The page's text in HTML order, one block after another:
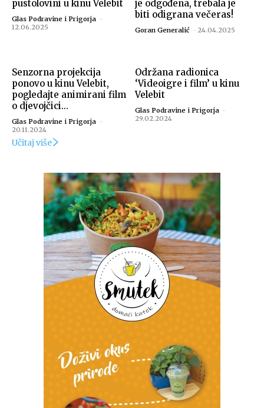
pustolovini u kinu Velebit
Glas Podravine i Prigorja -
12.06.2025
je odgođena, trebala je
biti odigrana večeras!
Goran Generalić - 24.04.2025
Senzorna projekcija
ponovo u kinu Velebit,
pogledajte animirani film
o djevojčici...
Glas Podravine i Prigorja -
20.11.2024
Održana radionica
‘Videoigre i film’ u kinu
Velebit
Glas Podravine i Prigorja -
29.02.2024
Učitaj više